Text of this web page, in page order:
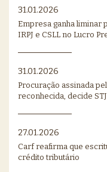
31.01.2026
Empresa ganha liminar
IRPJ e CSLL no Lucro
31.01.2026
Procuração assinada
reconhecida, decide STJ
27.01.2026
Carf reafirma que
crédito tributário